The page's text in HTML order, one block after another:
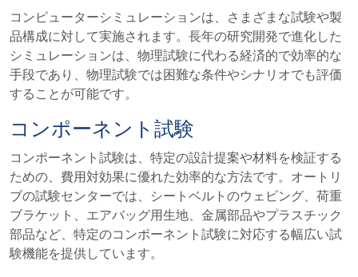
コンピューターシミュレーションは、さまざまな試験や製
品構成に対して実施されます。長年の研究開発で進化した
シミュレーションは、物理試験に代わる経済的で効率的な
手段であり、物理試験では困難な条件やシナリオでも評価
することが可能です。
コンポーネント試験
コンポーネント試験は、特定の設計提案や材料を検証する
ための、費用対効果に優れた効率的な方法です。オートリ
ブの試験センターでは、シートベルトのウェビング、荷重
ブラケット、エアバッグ用生地、金属部品やプラスチック
部品など、特定のコンポーネント試験に対応する幅広い試
験機能を提供しています。